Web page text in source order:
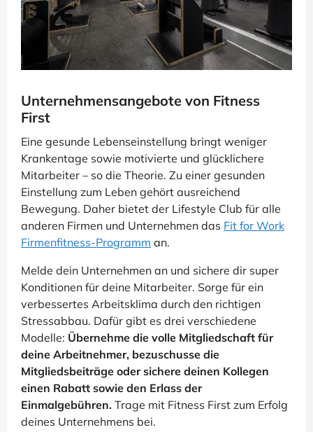
Unternehmensangebote von Fitness
First
Eine gesunde Lebenseinstellung bringt weniger
Krankentage sowie motivierte und glücklichere
Mitarbeiter – so die Theorie. Zu einer gesunden
Einstellung zum Leben gehört ausreichend
Bewegung. Daher bietet der Lifestyle Club für alle
anderen Firmen und Unternehmen das Fit for Work
Firmenfitness-Programm an.
Melde dein Unternehmen an und sichere dir super
Konditionen für deine Mitarbeiter. Sorge für ein
verbessertes Arbeitsklima durch den richtigen
Stressabbau. Dafür gibt es drei verschiedene
Modelle: Übernehme die volle Mitgliedschaft für
deine Arbeitnehmer, bezuschusse die
Mitgliedsbeiträge oder sichere deinen Kollegen
einen Rabatt sowie den Erlass der
Einmalgebühren. Trage mit Fitness First zum Erfolg
deines Unternehmens bei.